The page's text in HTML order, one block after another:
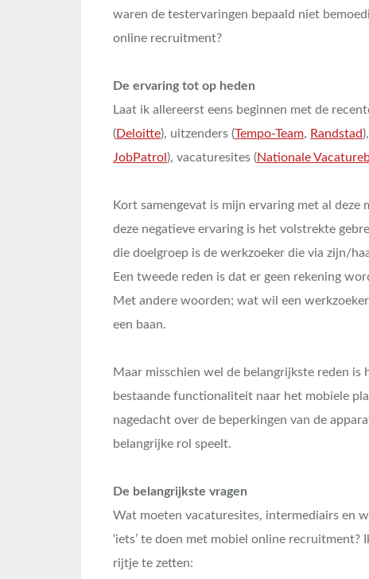
waren de testervaringen bepaald niet
online recruitment?
De ervaring tot op heden
Laat ik allereerst eens beginnen met de
(Deloitte), uitzenders (Tempo-Team, Randstad
JobPatrol ), vacaturesites (Nationale
Kort samengevat is mijn ervaring met al deze
deze negatieve ervaring is het volstrekte
die doelgroep is de werkzoeker die via zijn/
Een tweede reden is dat er geen rekening
Met andere woorden; wat wil een
een baan.
Maar misschien wel de belangrijkste reden
bestaande functionaliteit naar het mobiele
nagedacht over de beperkingen van de
belangrijke rol speelt.
De belangrijkste vragen
Wat moeten vacaturesites, intermediairs en
‘iets’ te doen met mobiel online
rijtje te zetten: